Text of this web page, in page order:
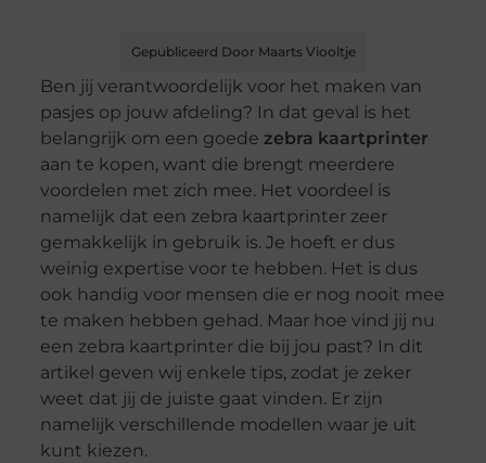
Gepubliceerd Door Maarts Viooltje
Ben jij verantwoordelijk voor het maken van
pasjes op jouw afdeling? In dat geval is het
belangrijk om een goede zebra kaartprinter
aan te kopen, want die brengt meerdere
voordelen met zich mee. Het voordeel is
namelijk dat een zebra kaartprinter zeer
gemakkelijk in gebruik is. Je hoeft er dus
weinig expertise voor te hebben. Het is dus
ook handig voor mensen die er nog nooit mee
te maken hebben gehad. Maar hoe vind jij nu
een zebra kaartprinter die bij jou past? In dit
artikel geven wij enkele tips, zodat je zeker
weet dat jij de juiste gaat vinden. Er zijn
namelijk verschillende modellen waar je uit
kunt kiezen.